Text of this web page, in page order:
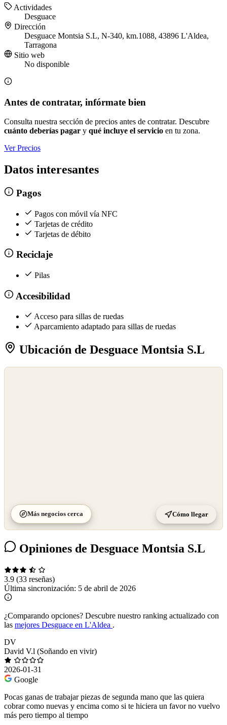
Actividades
Desguace
Dirección
Desguace Montsia S.L, N-340, km.1088, 43896 L'Aldea,
Tarragona
Sitio web
No disponible
Antes de contratar, infórmate bien
Consulta nuestra sección de precios antes de contratar. Descubre
cuánto deberías pagar y qué incluye el servicio en tu zona.
Ver Precios
Datos interesantes
Pagos
Pagos con móvil vía NFC
Tarjetas de crédito
Tarjetas de débito
Reciclaje
Pilas
Accesibilidad
Acceso para sillas de ruedas
Aparcamiento adaptado para sillas de ruedas
Ubicación de Desguace Montsia S.L
Más negocios cerca Cómo llegar
Opiniones de Desguace Montsia S.L
3.9 (33 reseñas)
Última sincronización: 5 de abril de 2026
¿Comparando opciones? Descubre nuestro ranking actualizado con
las mejores Desguace en L'Aldea .
DV
David V.l (Soñando en vivir)
2026-01-31
Google
Pocas ganas de trabajar piezas de segunda mano que las quiera
cobrar como nuevas y encima como si te hiciera un favor no vuelvo
más pero tiempo al tiempo